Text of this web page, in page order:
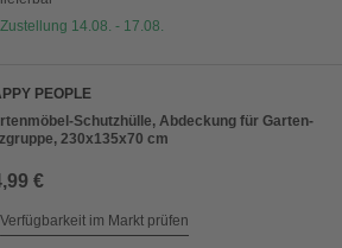
Zustellung 14.08. - 17.08.
PEOPLE
Schutzhülle, Abdeckung für Garten-
230x135x70 cm
€
Verfügbarkeit im Markt prüfen